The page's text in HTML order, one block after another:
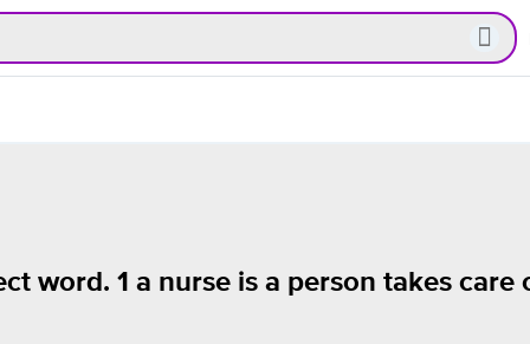
word. 1 a nurse is a person takes care